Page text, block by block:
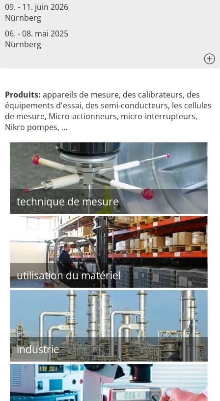
09. - 11. juin 2026
Nürnberg
06. - 08. mai 2025
Nürnberg
Produits: appareils de mesure, des calibrateurs, des
équipements d'essai, des semi-conducteurs, les cellules
de mesure, Micro-actionneurs, micro-interrupteurs,
Nikro pompes, …
technique de mesure
utilisation du matériel
industrie